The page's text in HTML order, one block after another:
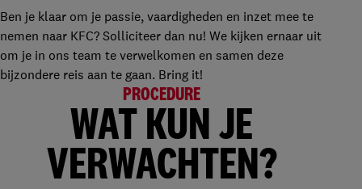
Ben je klaar om je passie, vaardigheden en inzet mee te
nemen naar KFC? Solliciteer dan nu! We kijken ernaar uit
om je in ons team te verwelkomen en samen deze
bijzondere reis aan te gaan. Bring it!
PROCEDURE
WAT KUN JE
VERWACHTEN?